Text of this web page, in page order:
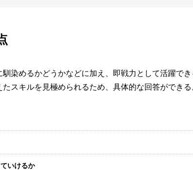
染めるかどうかなどに加え、即戦力として活躍で
スキルを見極められるため、具体的な回答ができ
いけるか